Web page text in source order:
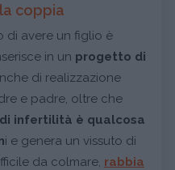
coppia
di avere un figlio è
in un progetto di
di realizzazione
e padre, oltre che
infertilità è qualcosa
i e genera un vissuto di
da colmare, rabbia